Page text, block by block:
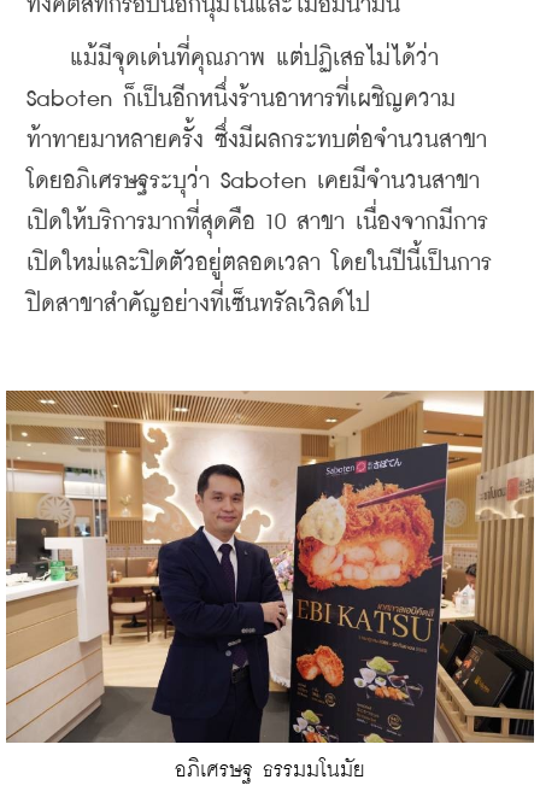
ทงคัตสึที่กรอบนอกนุ่มในและไม่อมน้ำมัน
แม้มีจุดเด่นที่คุณภาพ แต่ปฏิเสธไม่ได้ว่า
Saboten ก็เป็นอีกหนึ่งร้านอาหารที่เผชิญความ
ท้าทายมาหลายครั้ง ซึ่งมีผลกระทบต่อจำนวนสาขา
โดยอภิเศรษฐระบุว่า Saboten เคยมีจำนวนสาขา
เปิดให้บริการมากที่สุดคือ 10 สาขา เนื่องจากมีการ
เปิดใหม่และปิดตัวอยู่ตลอดเวลา โดยในปีนี้เป็นการ
ปิดสาขาสำคัญอย่างที่เซ็นทรัลเวิลด์ไป
อภิเศรษฐ ธรรมมโนมัย